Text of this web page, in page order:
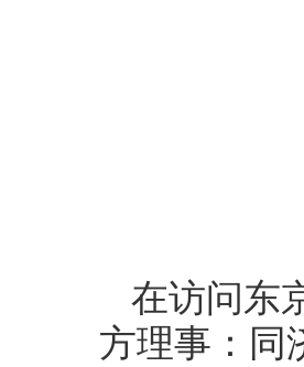
在访问东
方理事：同